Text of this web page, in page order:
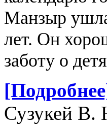
Манзыр ушла
лет. Он
заботу о
Сузукей